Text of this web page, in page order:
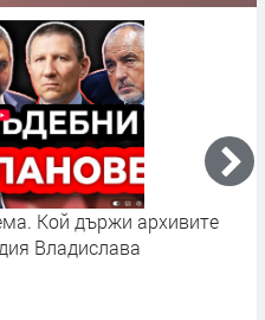
Кой държи архивите
Владислава